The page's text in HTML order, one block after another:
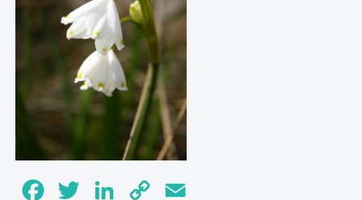
FacebookTwitter LinkedInCopy